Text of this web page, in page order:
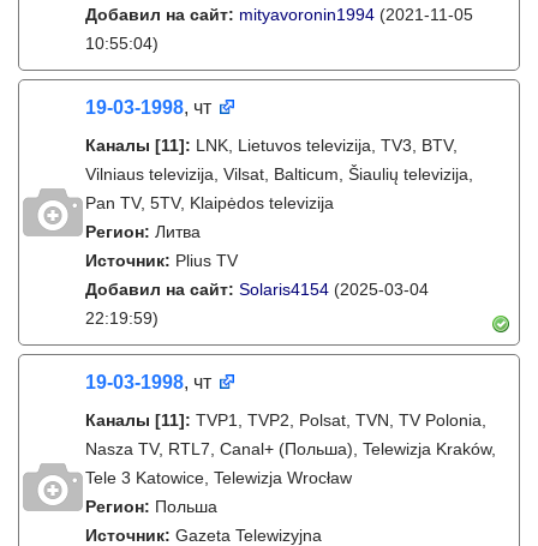
Добавил на сайт: mityavoronin1994 (2021-11-05
10:55:04)
19-03-1998, чт
Каналы [11]: LNK, Lietuvos televizija, TV3, BTV,
Vilniaus televizija, Vilsat, Balticum, Šiaulių televizija,
Pan TV, 5TV, Klaipėdos televizija
Регион: Литва
Источник: Plius TV
Добавил на сайт: Solaris4154 (2025-03-04
22:19:59)
19-03-1998, чт
Каналы [11]: TVP1, TVP2, Polsat, TVN, TV Polonia,
Nasza TV, RTL7, Canal+ (Польша), Telewizja Kraków,
Tele 3 Katowice, Telewizja Wrocław
Регион: Польша
Источник: Gazeta Telewizyjna